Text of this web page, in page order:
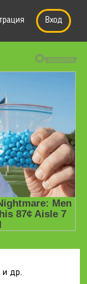
Вход
и др.